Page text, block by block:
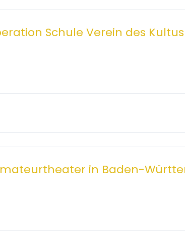
Schule Verein des
in Baden-